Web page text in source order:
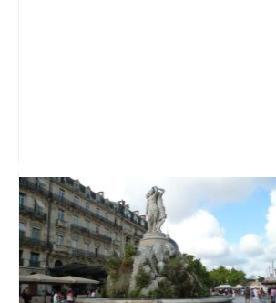
Capilla en bleu ciel pour combien de
temps encore ? Toulouse et l'UBB aux
aguets – Rugbynistere